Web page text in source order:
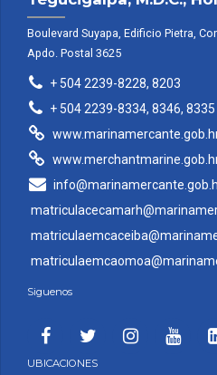
Boulevard Suyapa, Edificio Pietra,
Apdo. Postal 3625
+ 504 2239-8228, 8203
+ 504 2239-8334, 8346, 8335
Siguenos
UBICACIONES